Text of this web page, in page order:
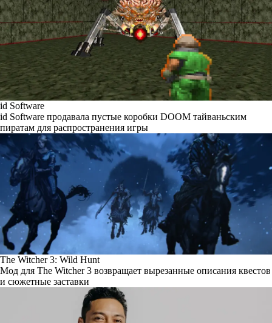
id Software
id Software продавала пустые коробки DOOM тайваньским
пиратам для распространения игры
The Witcher 3: Wild Hunt
Мод для The Witcher 3 возвращает вырезанные описания квестов
и сюжетные заставки